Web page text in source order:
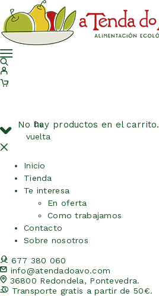
No hay productos en el carrito.
De
vuelta
Inicio
Tienda
Te interesa
En oferta
Como trabajamos
Contacto
Sobre nosotros
677 380 060
info@atendadoavo.com
36800 Redondela, Pontevedra.
Transporte gratis a partir de 50€.